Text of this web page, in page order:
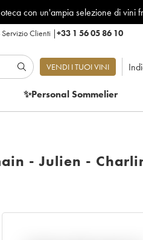
con un'ampia selezione di vini
Clienti |+33 1 56 05 86 10
VENDI I TUOI VINI
✨Personal Sommelier
- Julien -